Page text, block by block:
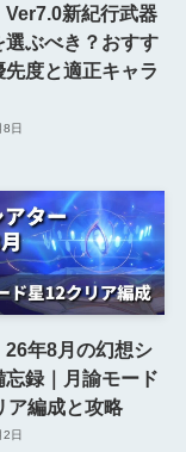
Ver7.0新紀行武器
選ぶべき？おすす
先度と適正キャラ
日
26年8月の幻想シ
忘録｜月諭モード
ア編成と攻略
日